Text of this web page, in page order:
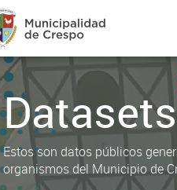
Datasets
Estos son datos públicos
organismos del Municipio de